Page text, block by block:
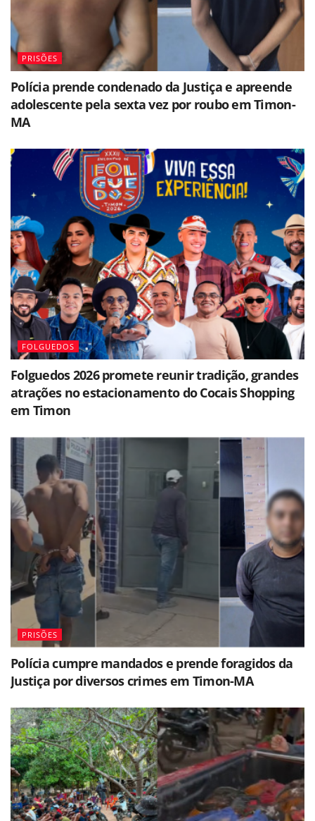
PRISÕES
Polícia prende condenado da Justiça e apreende
adolescente pela sexta vez por roubo em Timon-
MA
FOLGUEDOS
Folguedos 2026 promete reunir tradição, grandes
atrações no estacionamento do Cocais Shopping
em Timon
PRISÕES
Polícia cumpre mandados e prende foragidos da
Justiça por diversos crimes em Timon-MA